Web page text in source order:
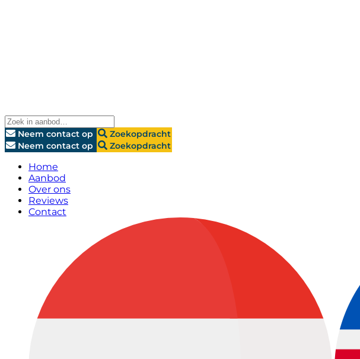
Neem contact op
Zoekopdracht
Neem contact op
Zoekopdracht
Home
Aanbod
Over ons
Reviews
Contact